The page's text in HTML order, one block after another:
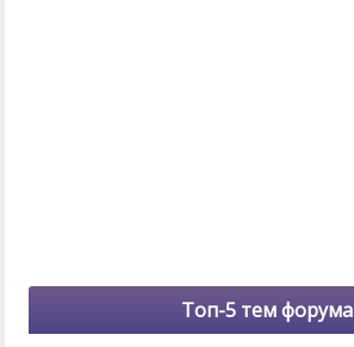
Топ-5 тем форума